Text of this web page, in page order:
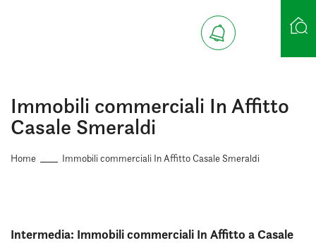
Immobili commerciali In Affitto
Casale Smeraldi
Home Immobili commerciali In Affitto Casale Smeraldi
Intermedia: Immobili commerciali In Affitto a Casale